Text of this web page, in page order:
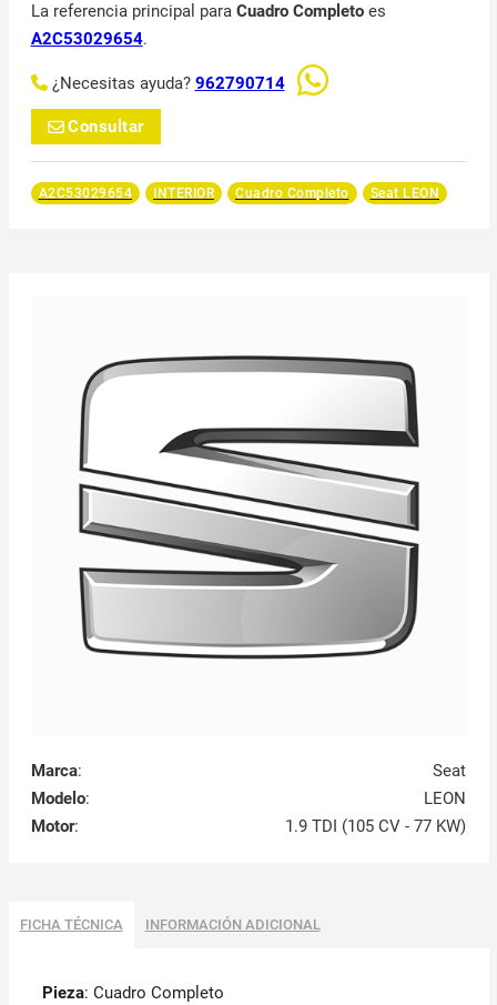
La referencia principal para Cuadro Completoes
A2C53029654.
¿Necesitas ayuda? 962790714
Consultar
A2C53029654 INTERIOR Cuadro Completo Seat LEON
Marca:
Seat
Modelo:
LEON
Motor: 1.9 TDI (105 CV - 77 KW)
FICHA TÉCNICA INFORMACIÓN ADICIONAL
Pieza: Cuadro Completo